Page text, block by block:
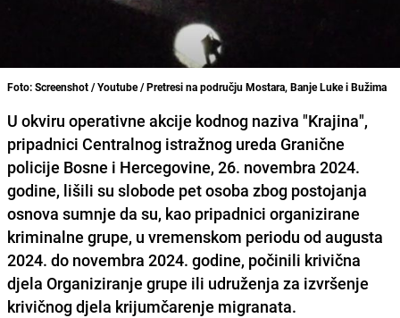
Foto: Screenshot / Youtube / Pretresi na području Mostara, Banje Luke i Bužima
U okviru operativne akcije kodnog naziva "Krajina",
pripadnici Centralnog istražnog ureda Granične
policije Bosne i Hercegovine, 26. novembra 2024.
godine, lišili su slobode pet osoba zbog postojanja
osnova sumnje da su, kao pripadnici organizirane
kriminalne grupe, u vremenskom periodu od augusta
2024. do novembra 2024. godine, počinili krivična
djela Organiziranje grupe ili udruženja za izvršenje
krivičnog djela krijumčarenje migranata.